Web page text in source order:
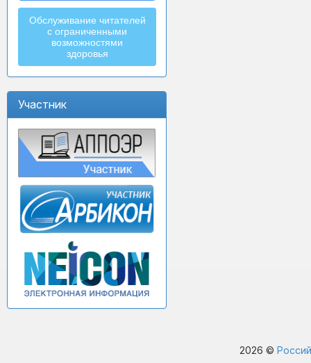
Обслуживание читателей
с ограниченными
возможностями
здоровья
Участник
2026 ©